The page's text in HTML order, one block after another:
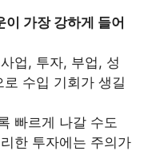
이 가장 강하게 들어
업, 투자, 부업, 성
수입 기회가 생길
빠르게 나갈 수도
한 투자에는 주의가